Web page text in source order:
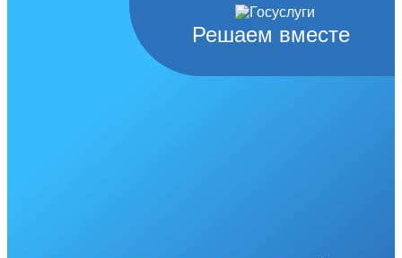
Решаем вместе